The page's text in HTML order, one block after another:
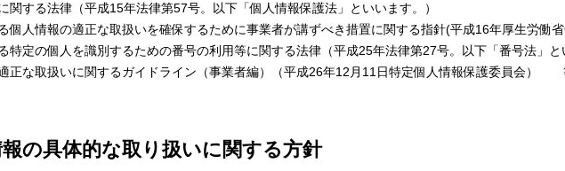
関する法律（平成15年法律第57号。以下「個人情報保護法」といいます。）
個人情報の適正な取扱いを確保するために事業者が講ずべき措置に関する指針(平成16年厚生労働
特定の個人を識別するための番号の利用等に関する法律（平成25年法律第27号。以下「番号法」と
適正な取扱いに関するガイドライン（事業者編）（平成26年12月11日特定個人情報保護委員会）
の具体的な取り扱いに関する方針